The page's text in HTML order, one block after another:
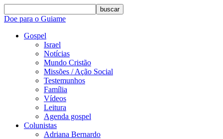
buscar
Doe para o Guiame
Gospel
Israel
Notícias
Mundo Cristão
Missões / Ação Social
Testemunhos
Família
Vídeos
Leitura
Agenda gospel
Colunistas
Adriana Bernardo